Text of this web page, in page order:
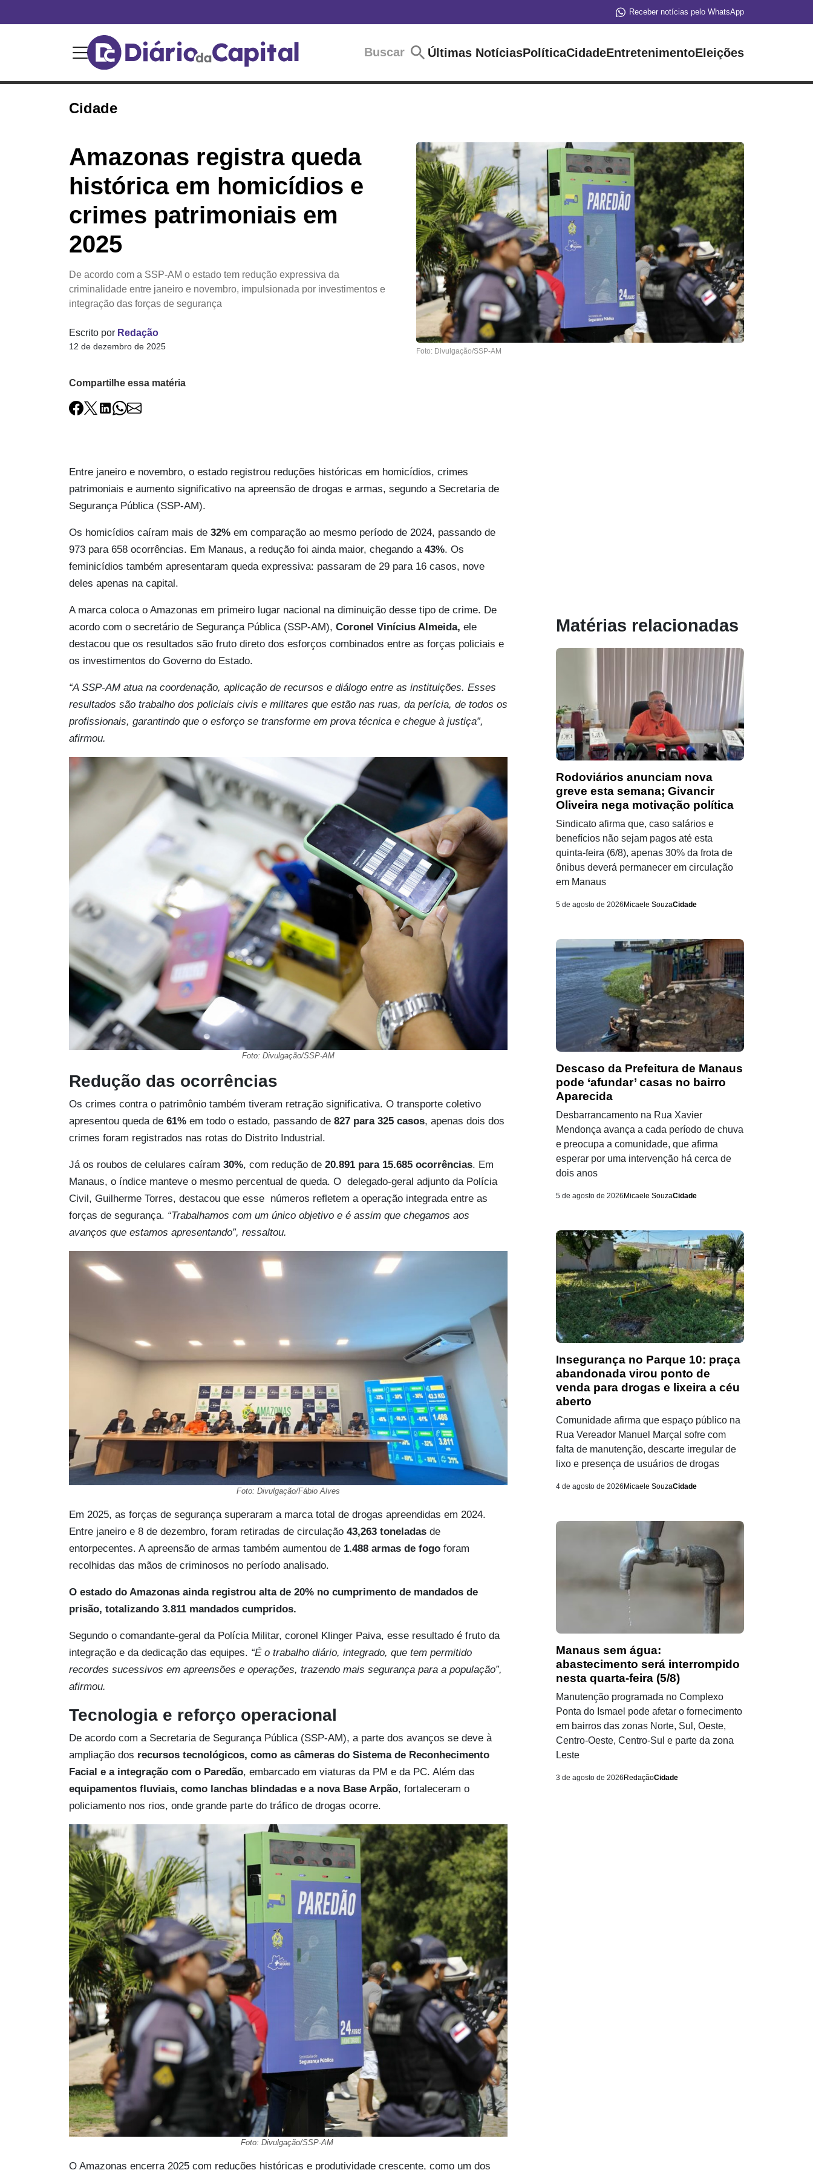
Receber notícias pelo WhatsApp
Buscar Últimas NotíciasPolíticaCidadeEntretenimentoEleições
Cidade
Amazonas registra queda
histórica em homicídios e
crimes patrimoniais em
2025
De acordo com a SSP-AM o estado tem redução expressiva da
criminalidade entre janeiro e novembro, impulsionada por investimentos e
integração das forças de segurança
Escrito por Redação
12 de dezembro de 2025
Compartilhe essa matéria
Foto: Divulgação/SSP-AM
Entre janeiro e novembro, o estado registrou reduções históricas em homicídios, crimes
patrimoniais e aumento significativo na apreensão de drogas e armas, segundo a Secretaria de
Segurança Pública (SSP-AM).
Os homicídios caíram mais de 32% em comparação ao mesmo período de 2024, passando de
973 para 658 ocorrências. Em Manaus, a redução foi ainda maior, chegando a 43%. Os
feminicídios também apresentaram queda expressiva: passaram de 29 para 16 casos, nove
deles apenas na capital.
A marca coloca o Amazonas em primeiro lugar nacional na diminuição desse tipo de crime. De
acordo com o secretário de Segurança Pública (SSP-AM), Coronel Vinícius Almeida, ele
destacou que os resultados são fruto direto dos esforços combinados entre as forças policiais e
os investimentos do Governo do Estado.
“A SSP-AM atua na coordenação, aplicação de recursos e diálogo entre as instituições. Esses
resultados são trabalho dos policiais civis e militares que estão nas ruas, da perícia, de todos os
profissionais, garantindo que o esforço se transforme em prova técnica e chegue à justiça”,
afirmou.
Foto: Divulgação/SSP-AM
Redução das ocorrências
Os crimes contra o patrimônio também tiveram retração significativa. O transporte coletivo
apresentou queda de 61% em todo o estado, passando de 827 para 325 casos, apenas dois dos
crimes foram registrados nas rotas do Distrito Industrial.
Já os roubos de celulares caíram 30%, com redução de 20.891 para 15.685 ocorrências. Em
Manaus, o índice manteve o mesmo percentual de queda. O delegado-geral adjunto da Polícia
Civil, Guilherme Torres, destacou que esse números refletem a operação integrada entre as
forças de segurança. “Trabalhamos com um único objetivo e é assim que chegamos aos
avanços que estamos apresentando”, ressaltou.
Foto: Divulgação/Fábio Alves
Em 2025, as forças de segurança superaram a marca total de drogas apreendidas em 2024.
Entre janeiro e 8 de dezembro, foram retiradas de circulação 43,263 toneladas de
entorpecentes. A apreensão de armas também aumentou de 1.488 armas de fogo foram
recolhidas das mãos de criminosos no período analisado.
O estado do Amazonas ainda registrou alta de 20% no cumprimento de mandados de
prisão, totalizando 3.811 mandados cumpridos.
Segundo o comandante-geral da Polícia Militar, coronel Klinger Paiva, esse resultado é fruto da
integração e da dedicação das equipes. “É o trabalho diário, integrado, que tem permitido
recordes sucessivos em apreensões e operações, trazendo mais segurança para a população”,
afirmou.
Tecnologia e reforço operacional
De acordo com a Secretaria de Segurança Pública (SSP-AM), a parte dos avanços se deve à
ampliação dos recursos tecnológicos, como as câmeras do Sistema de Reconhecimento
Facial e a integração com o Paredão, embarcado em viaturas da PM e da PC. Além das
equipamentos fluviais, como lanchas blindadas e a nova Base Arpão, fortaleceram o
policiamento nos rios, onde grande parte do tráfico de drogas ocorre.
Foto: Divulgação/SSP-AM
O Amazonas encerra 2025 com reduções históricas e produtividade crescente, como um dos
Matérias relacionadas
Rodoviários anunciam nova
greve esta semana; Givancir
Oliveira nega motivação política
Sindicato afirma que, caso salários e
benefícios não sejam pagos até esta
quinta-feira (6/8), apenas 30% da frota de
ônibus deverá permanecer em circulação
em Manaus
5 de agosto de 2026 Micaele SouzaCidade
Descaso da Prefeitura de Manaus
pode ‘afundar’ casas no bairro
Aparecida
Desbarrancamento na Rua Xavier
Mendonça avança a cada período de chuva
e preocupa a comunidade, que afirma
esperar por uma intervenção há cerca de
dois anos
5 de agosto de 2026 Micaele SouzaCidade
Insegurança no Parque 10: praça
abandonada virou ponto de
venda para drogas e lixeira a céu
aberto
Comunidade afirma que espaço público na
Rua Vereador Manuel Marçal sofre com
falta de manutenção, descarte irregular de
lixo e presença de usuários de drogas
4 de agosto de 2026 Micaele SouzaCidade
Manaus sem água:
abastecimento será interrompido
nesta quarta-feira (5/8)
Manutenção programada no Complexo
Ponta do Ismael pode afetar o fornecimento
em bairros das zonas Norte, Sul, Oeste,
Centro-Oeste, Centro-Sul e parte da zona
Leste
3 de agosto de 2026 RedaçãoCidade